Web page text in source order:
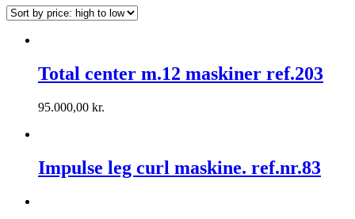
Total center m.12 maskiner ref.203
95.000,00 kr.
Impulse leg curl maskine. ref.nr.83